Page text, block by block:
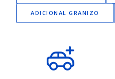
ADICIONAL GRANIZO